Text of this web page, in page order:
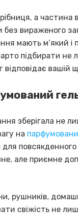
а частина
вираженого
мають м’який
підбирати не
вашій
зберігала не
на
але приємне
рушників,
свіжість не